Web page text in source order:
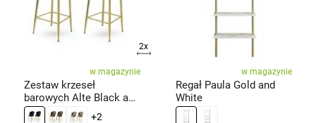
2x
w magazynie
Zestaw krzeseł
barowych Alte Black and
Gold, 2 szt.
+2
w magazynie
Regał Paula Gold and
White